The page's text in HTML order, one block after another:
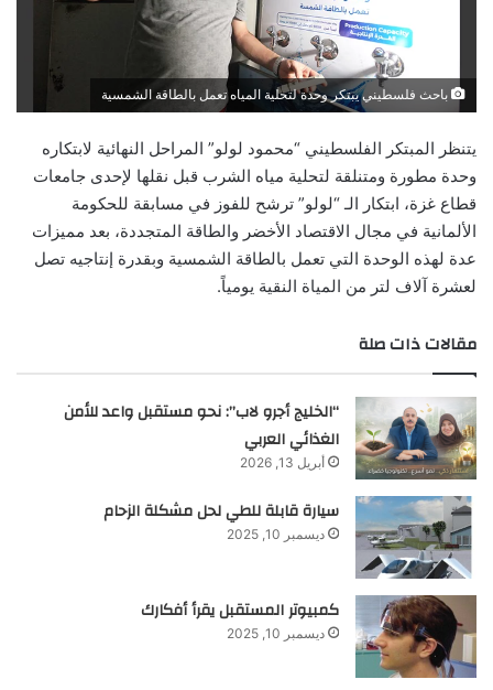
باحث فلسطيني يبتكر وحدة لتحلية المياه تعمل بالطاقة الشمسية
يتنظر المبتكر الفلسطيني “محمود لولو” المراحل النهائية لابتكاره
وحدة مطورة ومتنلقة لتحلية مياه الشرب قبل نقلها لإحدى جامعات
قطاع غزة، ابتكار الـ “لولو” ترشح للفوز في مسابقة للحكومة
الألمانية في مجال الاقتصاد الأخضر والطاقة المتجددة، بعد مميزات
عدة لهذه الوحدة التي تعمل بالطاقة الشمسية وبقدرة إنتاجيه تصل
لعشرة آلاف لتر من المياة النقية يومياً.
مقالات ذات صلة
“الخليج أجرو لاب”: نحو مستقبل واعد للأمن
الغذائي العربي
أبريل 13, 2026
سيارة قابلة للطي لحل مشكلة الزحام
ديسمبر 10, 2025
كمبيوتر المستقبل يقرأ أفكارك
ديسمبر 10, 2025